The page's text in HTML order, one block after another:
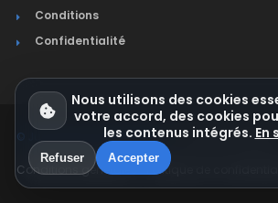
Conditions
Confidentialité
© Jura Synchro 2015-2026. Tous droits
Conditions générales Politique de
Nous utilisons des cookies
votre accord, des cookies
les contenus intégrés. En
Refuser Accepter